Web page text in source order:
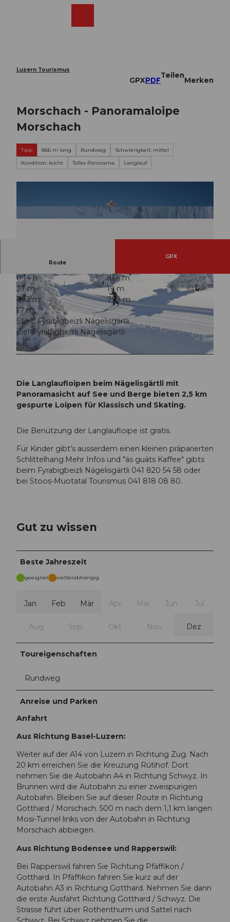
Luzern Tourismus
GPXPDF
Teilen
Merken
Morschach - Panoramaloipe
Morschach
Tipp 866 m lang Rundweg
Schwierigkeit: mittel
Kondition: leicht
Tolles Panorama Langlauf
© Ferienhof Rüti, Morschach, Stoos-Muotatal Tourismus
Route
GPX
0:14 h
866 m
27 m
19 m
782 m
799 m
17 m
Start: Fyrabigbeizli Nägelisgärtli
Ziel: Fyrabigbeizli Nägelisgärtli
Die Langlaufloipen beim Nägelisgärtli mit
Panoramasicht auf See und Berge bieten 2,5 km
gespurte Loipen für Klassisch und Skating.
Die Benützung der Langlaufloipe ist gratis.
Für Kinder gibt's ausserdem einen kleinen präparierten
Schlittelhang.Mehr Infos und "äs guäts Kaffee" gibts
beim Fyrabigbeizli Nägelisgärtli 041 820 54 58 oder
bei Stoos-Muotatal Tourismus 041 818 08 80.
Gut zu wissen
Beste Jahreszeit
geeignet wetterabhängig
Jan Feb Mär Apr Mai Jun Jul
Aug Sep Okt Nov Dez
Toureigenschaften
Rundweg
Anreise und Parken
Anfahrt
Aus Richtung Basel-Luzern:
Weiter auf der A14 von Luzern in Richtung Zug. Nach
20 km erreichen Sie die Kreuzung Rütihof. Dort
nehmen Sie die Autobahn A4 in Richtung Schwyz. In
Brunnen wird die Autobahn zu einer zweispurigen
Autobahn. Bleiben Sie auf dieser Route in Richtung
Gotthard / Morschach. 500 m nach dem 1,1 km langen
Mosi-Tunnel links von der Autobahn in Richtung
Morschach abbiegen.
Aus Richtung Bodensee und Rapperswil:
Bei Rapperswil fahren Sie Richtung Pfäffikon /
Gotthard. In Pfäffikon fahren Sie kurz auf der
Autobahn A3 in Richtung Gotthard. Nehmen Sie dann
die erste Ausfahrt Richtung Gotthard / Schwyz. Die
Strasse führt über Rothenthurm und Sattel nach